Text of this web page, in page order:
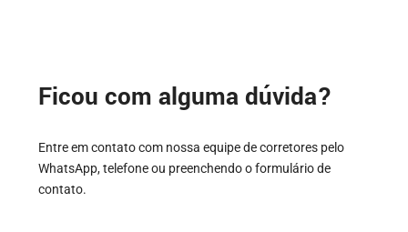
Ficou com alguma dúvida?
Entre em contato com nossa equipe de corretores pelo
WhatsApp, telefone ou preenchendo o formulário de
contato.